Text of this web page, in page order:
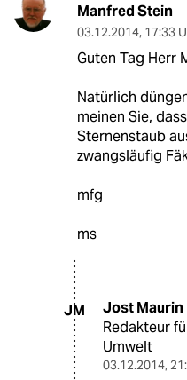
Manfred Stein
03.12.2014, 17:33
Guten Tag Herr
Natürlich
meinen Sie,
Sternenstaub
zwangsläufig
mfg
ms
JM Jost Maurin
Redakteur
Umwelt
03.12.2014,